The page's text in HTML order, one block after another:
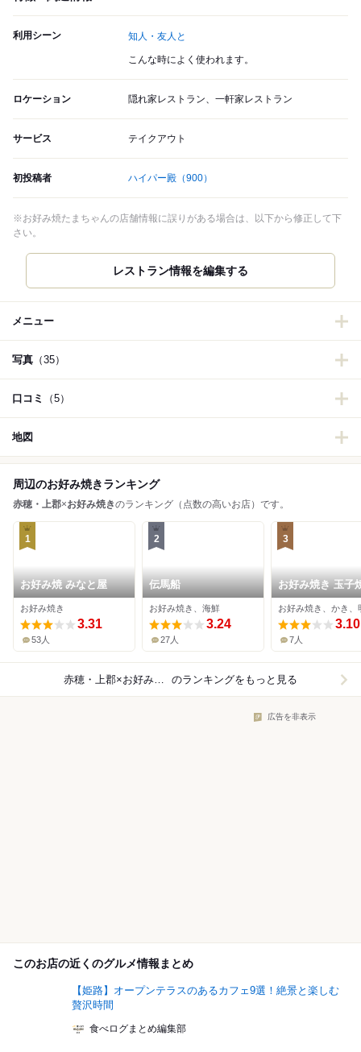
利用シーン 知人・友人と
こんな時によく使われます。
ロケーション 隠れ家レストラン、一軒家レストラン
サービス テイクアウト
初投稿者 ハイパー殿 （900）
※お好み焼たまちゃんの店舗情報に誤りがある場合は、以下から修正して下
さい。
レストラン情報を編集する
メニュー
写真 （35）
口コミ （5）
地図
周辺のお好み焼きランキング
赤穂・上郡×お好み焼きのランキング（点数の高いお店）です。
1
お好み焼 みなと屋
お好み焼き
3.31
53人
2
伝馬船
お好み焼き、海鮮
3.24
27人
3
お好み焼き 玉子
おこおこ
3.10
7人
赤穂・上郡×お好み焼き のランキングをもっと見る
広告を非表示
このお店の近くのグルメ情報まとめ
【姫路】オープンテラスのあるカフェ9選！絶景と楽しむ
贅沢時間
食べログまとめ編集部